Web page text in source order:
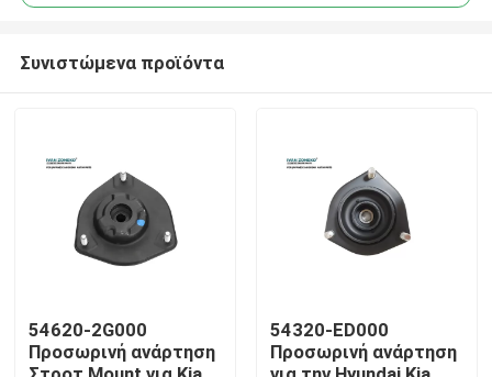
Προϊόντα
Συνιστώμενα προϊόντα
54620-2G000
Προσωρινή ανάρτηση
54320-ED000
Προσωρινή ανάρτηση